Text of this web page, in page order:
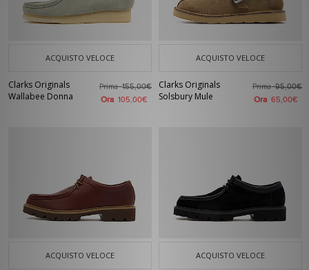
ACQUISTO VELOCE
Clarks Originals
Wallabee Donna
Prima155,00€
Ora 105,00€
ACQUISTO VELOCE
Clarks Originals
Solsbury Mule
Prima95,00€
Ora 65,00€
ACQUISTO VELOCE ACQUISTO VELOCE